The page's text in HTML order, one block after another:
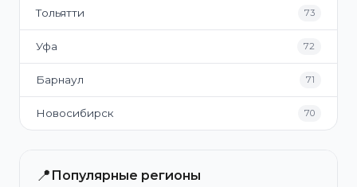
Тольятти 73
Уфа 72
Барнаул 71
Новосибирск 70
📍 Популярные регионы